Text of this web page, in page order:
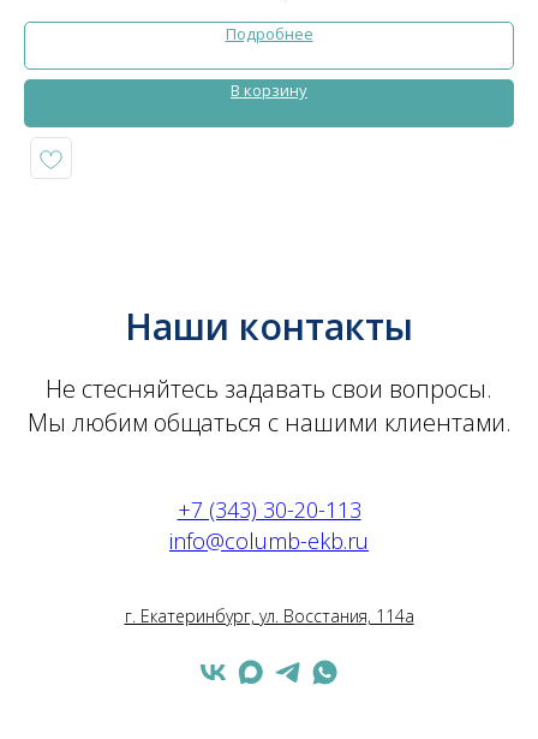
Подробнее
В корзину
Наши контакты
Не стесняйтесь задавать свои вопросы.
Мы любим общаться с нашими клиентами.
+7 (343) 30-20-113
info@columb-ekb.ru
г. Екатеринбург, ул. Восстания, 114а